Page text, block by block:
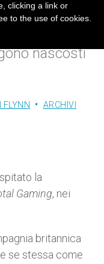
nascosti
FLYNN ARCHIVI
la
Gaming, nei
britannica
se stessa come
clicking a link or
to the use of cookies.